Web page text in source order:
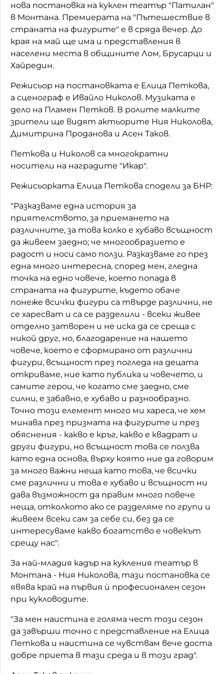
Домашен любимец
Питаме Ви
До ре ми
нова постановка на куклен театър "Патилан"
в Монтана. Премиерата на "Пътешествие в
страната на фигурите" е в сряда вечер. До
края на май ще има и представления в
населени места в общините Лом, Брусарци и
Хайредин.
Режисьор на постановката е Елица Петкова,
а сценограф е Ивайло Николов. Музиката е
дело на Пламен Петков. В ролите малките
зрители ще видят актьорите Ния Николова,
Димитрина Проданова и Асен Таков.
Петкова и Николов са многократни
носители на наградите "Икар".
Режисьорката Елица Петкова сподели за БНР:
"Разказваме една история за
приятелството, за приемането на
различните, за това колко е хубаво всъщност
да живеем заедно; че многообразието е
радост и носи само ползи. Разказваме го през
една много интересна, според мен, гледна
точка на едно човече, което попада в
страната на фигурите, където обаче
понеже всички фигури са твърде различни, не
се харесват и са се разделили - всеки живее
отделно затворен и не иска да се среща с
никой друг, но, благодарение на нашето
човече, което е сформирано от различни
фигури, всъщност през погледа на децата
откриваме, ние като публика и човечето, и
самите герои, че когато сме заедно, сме
силни, е забавно, е хубаво и разнообразно.
Точно този елемент много ми хареса, че хем
минава през призмата на фигурите и през
обяснения - какво е кръг, какво е квадрат и
други фигури, но всъщност това се ползва
като една основа, върху която ние да говорим
за много важни неща като това, че всички
сме различни и това е хубаво и всъщност ни
дава възможност да правим много повече
неща, отколкото ако се разделяме по групи и
живеем всеки сам за себе си, без да се
интересуваме какво богатство е човекът
срещу нас".
За най-младия кадър на кукления театър в
Монтана - Ния Николова, тази постановка се
явява край на първия ѝ професионален сезон
при кукловодите.
"За мен наистина е голяма чест този сезон
да завърши точно с представление на Елица
Петкова и наистина се чувствам вече доста
добре приета в тази среда и в този град".